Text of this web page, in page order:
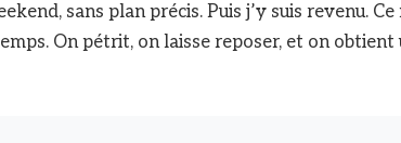
sans plan précis. Puis j’y suis revenu. Ce
On pétrit, on laisse reposer, et on obtient